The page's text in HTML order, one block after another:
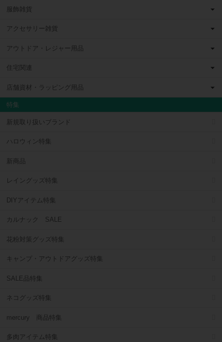
服飾雑貨
アクセサリー雑貨
アウトドア・レジャー用品
住宅関連
店舗資材・ラッピング用品
特集
新規取り扱いブランド
ハロウィン特集
新商品
レイングッズ特集
DIYアイテム特集
カルナック SALE
花粉対策グッズ特集
キャンプ・アウトドアグッズ特集
SALE品特集
ネコグッズ特集
mercury 商品特集
多肉アイテム特集